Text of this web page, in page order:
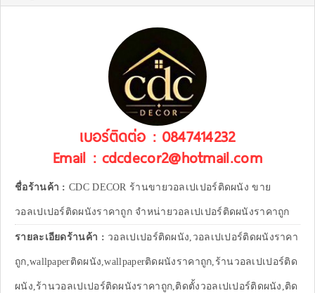
เบอร์ติดต่อ : 0847414232
Email : cdcdecor2@hotmail.com
ชื่อร้านค้า : CDC DECOR ร้านขายวอลเปเปอร์ติดผนัง ขาย
วอลเปเปอร์ติดผนังราคาถูก จำหน่ายวอลเปเปอร์ติดผนังราคาถูก
รายละเอียดร้านค้า : วอลเปเปอร์ติดผนัง,วอลเปเปอร์ติดผนังราคา
ถูก,wallpaperติดผนัง,wallpaperติดผนังราคาถูก,ร้านวอลเปเปอร์ติด
ผนัง,ร้านวอลเปเปอร์ติดผนังราคาถูก,ติดตั้งวอลเปเปอร์ติดผนัง,ติด